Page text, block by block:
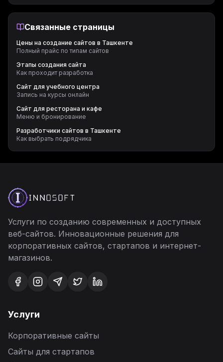
Связанные страницы
Цены на создание сайтов в Ташкенте
Полный прайс по типам сайтов
Этапы создания сайта
Как проходит разработка
Сайт для учебного центра
Запись на курсы онлайн
Сайт для ресторана и кафе
Меню и бронирование
Разработчики сайтов в Ташкенте
Как выбрать подрядчика
Услуги по созданию современных и доступных
веб-сайтов. Инновационные решения для
корпоративных сайтов, стартапов и интернет-
магазинов.
Услуги
Корпоративные сайты
Сайты для стартапов